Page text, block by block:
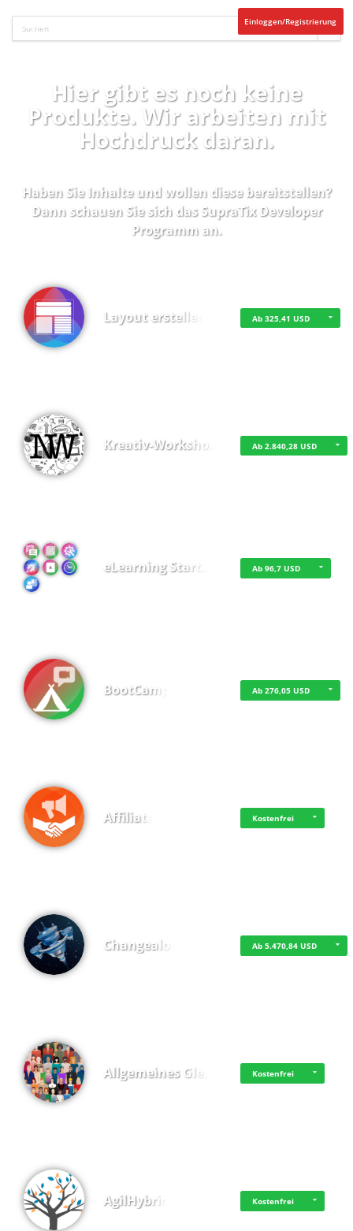
Einloggen/Registrierung
Hier gibt es noch keine
Produkte. Wir arbeiten mit
Hochdruck daran.
Haben Sie Inhalte und wollen diese bereitstellen?
Dann schauen Sie sich das SupraTix Developer
Programman.
Layout erstellen Ab 325,41 USD
Kreativ-Worksho… Ab 2.840,28 USD
eLearning Start… Ab 96,7 USD
BootCamp Ab 276,05 USD
Affiliate Kostenfrei
Changealot Ab 5.470,84 USD
Allgemeines Gle… Kostenfrei
AgilHybrid Kostenfrei